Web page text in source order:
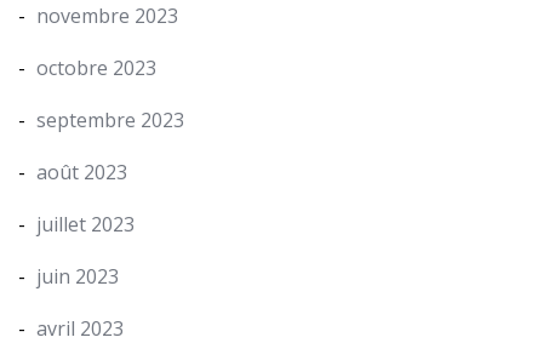
novembre 2023
octobre 2023
septembre 2023
août 2023
juillet 2023
juin 2023
avril 2023